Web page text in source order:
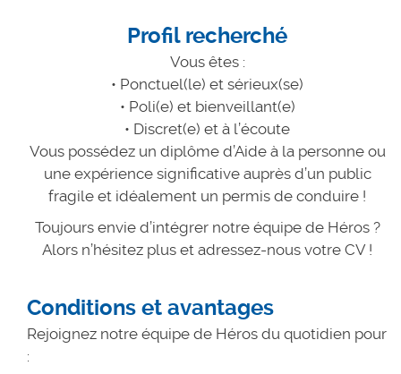
Profil recherché
Vous êtes :
• Ponctuel(le) et sérieux(se)
• Poli(e) et bienveillant(e)
• Discret(e) et à l’écoute
Vous possédez un diplôme d’Aide à la personne ou
une expérience significative auprès d’un public
fragile et idéalement un permis de conduire !
Toujours envie d’intégrer notre équipe de Héros ?
Alors n’hésitez plus et adressez-nous votre CV !
Conditions et avantages
Rejoignez notre équipe de Héros du quotidien pour
: